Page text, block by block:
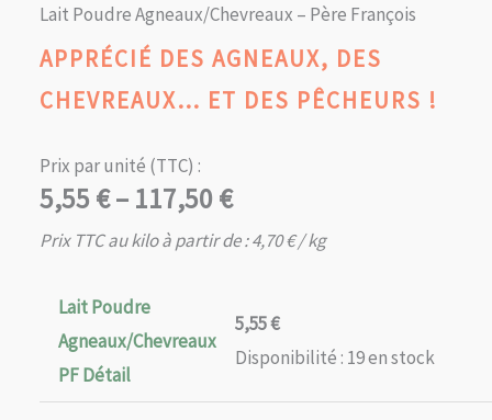
Lait Poudre Agneaux/Chevreaux – Père François
APPRÉCIÉ DES AGNEAUX, DES
CHEVREAUX… ET DES PÊCHEURS !
Prix par unité (TTC) :
5,55€– 117,50€
Plage
de
5,55 €
117,50 €
Prix TTC au kilo à partir de :4,70€/ kg
Lait Poudre
Agneaux/Chevreaux
PF Détail
5,55€
Disponibilité : 19 en stock